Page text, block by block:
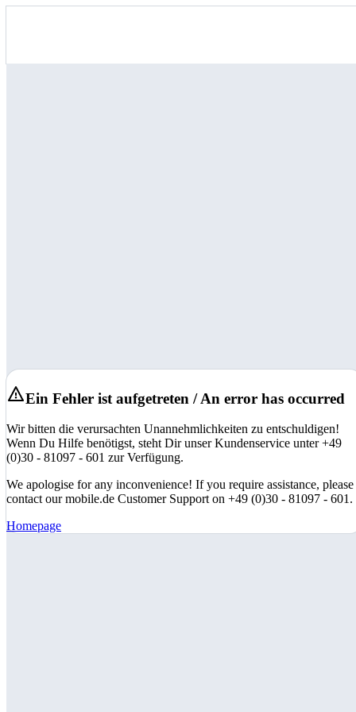
Ein Fehler ist aufgetreten / An error has occurred
Wir bitten die verursachten Unannehmlichkeiten zu entschuldigen!
Wenn Du Hilfe benötigst, steht Dir unser Kundenservice unter +49
(0)30 - 81097 - 601 zur Verfügung.
We apologise for any inconvenience! If you require assistance, please
contact our mobile.de Customer Support on +49 (0)30 - 81097 - 601.
Homepage